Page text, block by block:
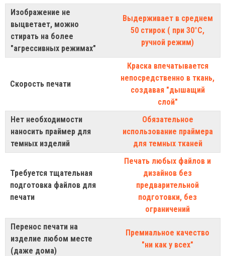
Изображение не
выцветает, можно
стирать на более
"агрессивных режимах"
Выдерживает в среднем
50 стирок ( при 30°С,
ручной режим)
Скорость печати
Краска впечатывается
непосредственно в ткань,
создавая "дышащий
слой"
Нет необходимости
наносить праймер для
темных изделий
Обязательное
использование праймера
для темных тканей
Требуется тщательная
подготовка файлов для
печати
Печать любых файлов и
дизайнов без
предварительной
подготовки, без
ограничений
Перенос печати на
изделие любом месте
(даже дома)
Премиальное качество
"ни как у всех"